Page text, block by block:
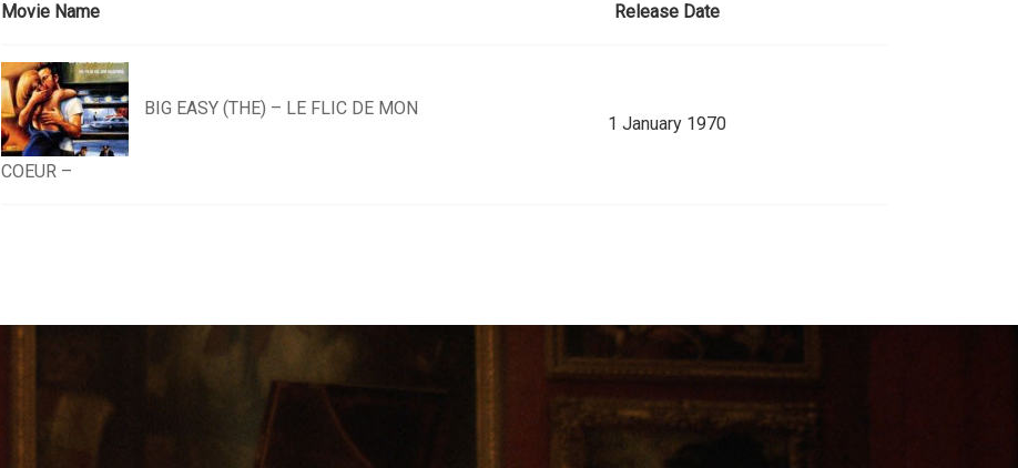
Movie Name Release Date
BIG EASY (THE) – LE FLIC DE MON
COEUR –
1 January 1970